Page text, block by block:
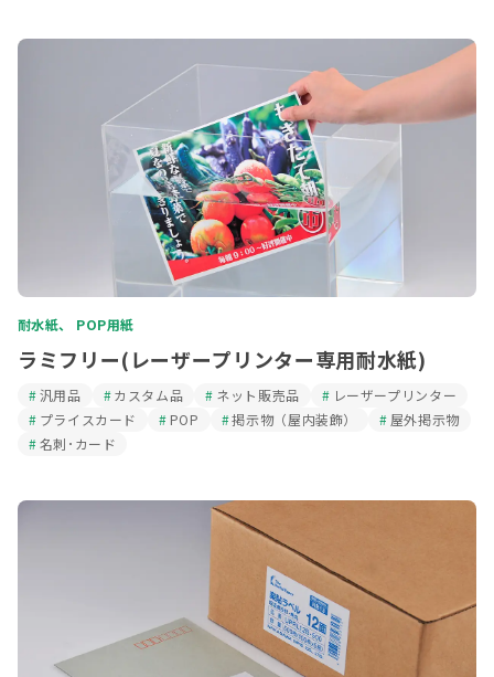
耐水紙、 POP用紙
ラミフリー(レーザープリンター専用耐水紙)
汎用品 カスタム品 ネット販売品
レーザープリンター
プライスカード
POP 掲示物（屋内装飾）
屋外掲示物
名刺･カード